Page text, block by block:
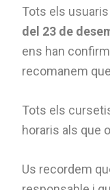
Tots els
del 23 de
ens han
recomanem
Tots els
horaris als que
Us recordem